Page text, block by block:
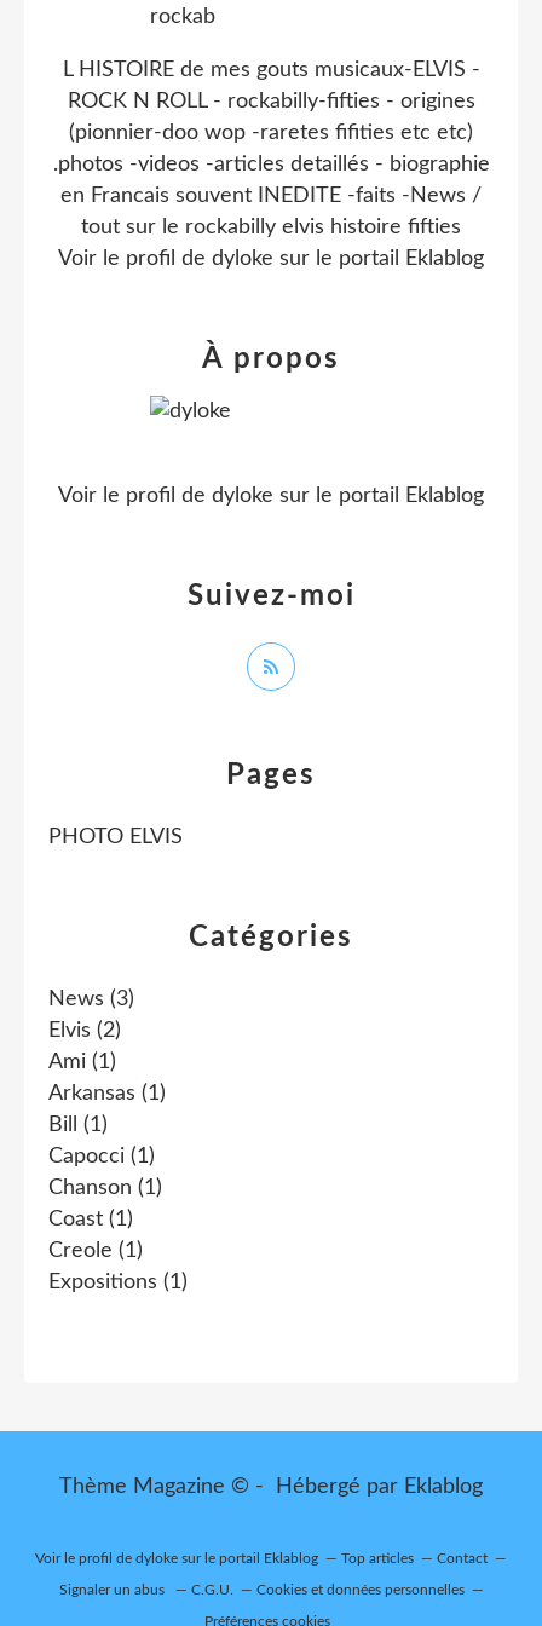
Catégories
News (3)
Elvis (2)
Ami (1)
Arkansas (1)
Bill
(1)
Capocci (1)
Chanson (1)
Coast (1)
Creole (1)
Expositions (1)
Pages
PHOTO ELVIS
L HISTOIRE de mes gouts musicaux-ELVIS -
ROCK N ROLL - rockabilly-fifties - origines
(pionnier-doo wop -raretes fifities etc etc)
.photos -videos -articles detaillés - biographie
en Francais souvent INEDITE -faits -News /
tout sur le rockabilly elvis histoire fifties
Voir le profil de dyloke sur le portail Eklablog
Suivez-moi
À propos
Voir le profil de dyloke sur le portail Eklablog
Thème Magazine © - Hébergé par Eklablog
Voir le profil de dyloke sur le portail Eklablog Top articles Contact
Signaler un abus C.G.U. Cookies et données personnelles
Préférences cookies